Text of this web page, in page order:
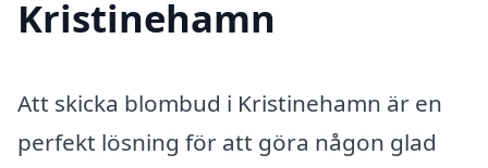
Kristinehamn
Att skicka blombud i Kristinehamn är en
perfekt lösning för att göra någon glad